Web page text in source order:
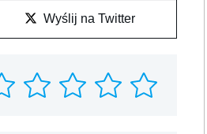
Wyślij na Twitter